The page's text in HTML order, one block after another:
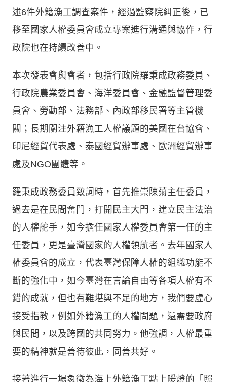
述6件外籍漁工調查案件，經過監察院糾正後，已
移至國家人權委員會成立專案進行溝通與協作，行
政院也在持續改善中。
本次發表會與會者，包括行政院羅秉成政務委員、
行政院農業委員會、海洋委員會、金融監督管理委
員會、勞動部、法務部、內政部移民署等主管機
關；長期關注外籍漁工人權議題的美國在台協會、
印尼經貿代表處、泰國經貿辦事處、歐洲經貿辦事
處及NGO團體等。
羅秉成政務委員致詞時，首先推崇陳菊主任委員，
過去是在民間奮鬥，打開民主大門，建立民主法治
的人權舵手，如今擔任國家人權委員會第一任的主
任委員，更是臺灣國家的人權領航者。去年國家人
權委員會的成立，代表臺灣保障人權的組織功能不
斷的強化中，如今臺灣在言論自由等各項人權有不
錯的成就，但也有難堪與不足的地方，我們要虛心
接受指教，例如外籍漁工的人權問題，還需要政府
與民間，以及跨國的共同努力。他強調，人權最重
要的精神就是善待彼此，同善共好。
接著進行一場象徵為海上外籍漁工點上暖燈的「照